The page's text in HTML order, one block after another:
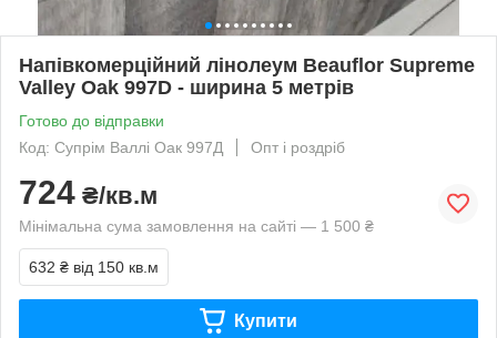
Напівкомерційний лінолеум Beauflor Supreme
Valley Oak 997D - ширина 5 метрів
Готово до відправки
Код: Супрім Валлі Оак 997Д
Опт і роздріб
724 ₴/кв.м
Мінімальна сума замовлення на сайті — 1 500 ₴
632 ₴ від 150 кв.м
Купити